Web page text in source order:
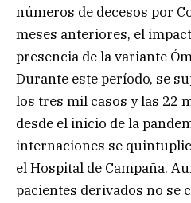
números de decesos por
meses anteriores, el
presencia de la variante
Durante este período, se
los tres mil casos y las 22
desde el inicio de la
internaciones se
el Hospital de Campaña.
pacientes derivados no se